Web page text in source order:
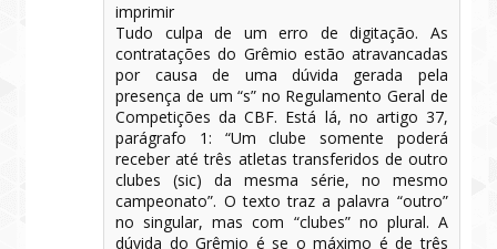
imprimir
Tudo culpa de um erro de digitação. As
contratações do Grêmio estão atravancadas
por causa de uma dúvida gerada pela
presença de um “s” no Regulamento Geral de
Competições da CBF. Está lá, no artigo 37,
parágrafo 1: “Um clube somente poderá
receber até três atletas transferidos de outro
clubes (sic) da mesma série, no mesmo
campeonato”. O texto traz a palavra “outro”
no singular, mas com “clubes” no plural. A
dúvida do Grêmio é se o máximo é de três